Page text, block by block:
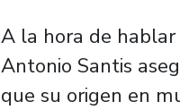
A la hora de
Antonio Santis
que su origen en